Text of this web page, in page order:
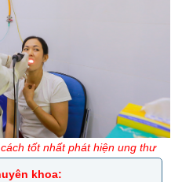
tốt nhất phát hiện ung thư
khoa: